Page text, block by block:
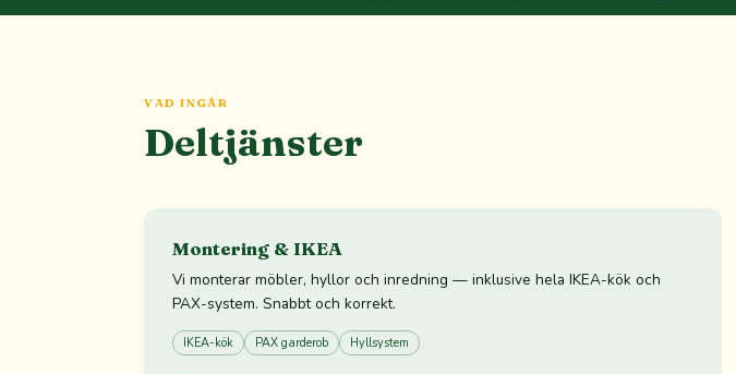
VAD INGÅR
Deltjänster
Montering & IKEA
Vi monterar möbler, hyllor och inredning — inklusive hela IKEA-kök och
PAX-system. Snabbt och korrekt.
IKEA-kök PAX garderob Hyllsystem